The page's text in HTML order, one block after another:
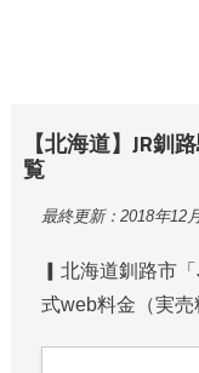
【北海道】JR釧
覧
最終更新：2018年12
▎北海道釧路市「
式web料金（実